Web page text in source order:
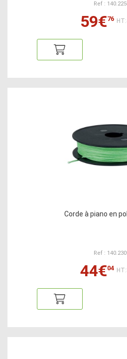
Ref :
59€76
Corde à piano en
Ref :
44€04